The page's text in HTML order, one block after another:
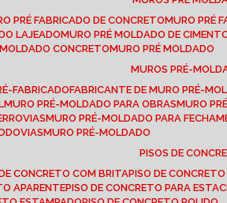
PRÉ FABRICADO DE CONCRETO MURO PRÉ
LAJEADO MURO PRÉ MOLDADO DE
MOLDADO CONCRETO
MURO PRÉ MOLDADO
MUROS PRÉ-
FABRICADO FABRICANTE DE MURO PRÉ-
MURO PRÉ-MOLDADO PARA OBRAS
MURO
MURO PRÉ-MOLDADO PARA
MURO PRÉ-MOLDADO
PISOS DE
DE CONCRETO COM BRITA PISO DE
APARENTE PISO DE CONCRETO PARA